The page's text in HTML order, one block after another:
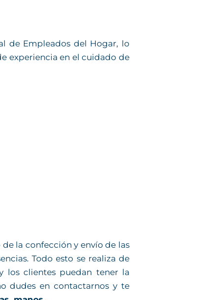
de Empleados del Hogar, lo
experiencia en el cuidado de
la confección y envío de las
Todo esto se realiza de
los clientes puedan tener la
dudes en contactarnos y te